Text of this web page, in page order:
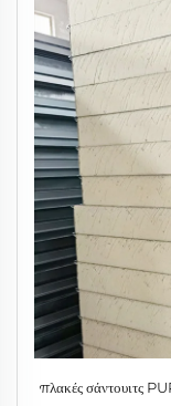
πλακές σάντουιτς